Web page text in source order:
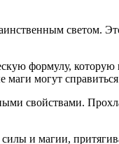
светом.
формулу,
маги могут
свойствами.
и магии,